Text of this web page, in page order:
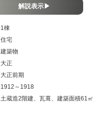
解説表示▶
1棟
住宅
建築物
大正
大正前期
1912～1918
土蔵造2階建、瓦葺、建築面積61㎡